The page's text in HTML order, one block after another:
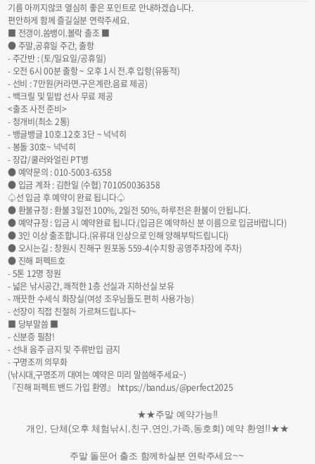
기름 아끼지않코 열심히 좋은 포인트로 안내하겠습니다.
편안하게 함께 즐길실분 연락주세요.
■ 전갱이.쏨뱅이.볼락 출조 ■
● 주말,공휴일 주간, 출항
- 주간반 : (토/일요일/공휴일)
- 오전 6시 00분 출항 ~ 오후 1시 전.후 입항(유동적)
- 선비 : 7만원(커라면.구은계란.음료 제공)
- 백크릴 및 밑밥 선사 무료 제공
<출조 사전 준비>
- 청개비(최소 2통)
- 뱅글뱅글 10호.12호 3단 ~ 넉넉히
- 봉돌 30호~ 넉넉히
- 장갑/쿨러와얼린 PT병
● 예약문의 : 010-5003-6358
● 입금 계좌 : 김한일 (수협) 701050036358
♤선 입금 후 예약이 완료 됩니다♤
● 환불규정 : 환불 3일전 100%, 2일전 50%, 하루전은 환불이 안됩니다.
● 예약규정 : 입금 시 예약완료 됩니다.(입금은 예약하신 분 이름으로 입금바랍니다)
● 3인 이상 출조합니다.(유류대 인상으로 인해 양해부탁드립니다)
● 오시는길 : 창원시 진해구 원포동 559-4(수치항 공영주차장에 주차)
● 진해 퍼펙트호
- 5톤 12명 정원
- 넓은 낚시공간, 쾌적한 1층 선실과 지하선실 보유
- 깨끗한 수세식 화장실(여성 조우님들도 편히 사용가능)
- 선장이 직접 친절히 가르쳐드립니다~
■ 당부말씀 ■
- 신분증 필참!
- 선내 음주 금지 및 주류반입 금지
- 구명조끼 의무화
(낚시대,구명조끼 대여는 예약은 미리 말씀해주세요~)
『진해 퍼펙트 밴드 가입 환영』 https://band.us/@perfect2025
★★주말 예약가능!!
개인, 단체(오후 체험낚시,친구,연인,가족,동호회) 예약 환영!!★★
주말 돌문어 출조 함께하실분 연락주세요~~